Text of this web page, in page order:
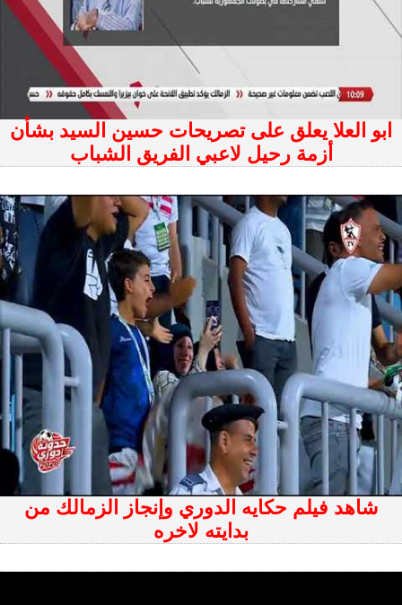
ابو العلا يعلق على تصريحات حسين السيد بشأن
أزمة رحيل لاعبي الفريق الشباب
شاهد فيلم حكايه الدوري وإنجاز الزمالك من
بدايته لاخره